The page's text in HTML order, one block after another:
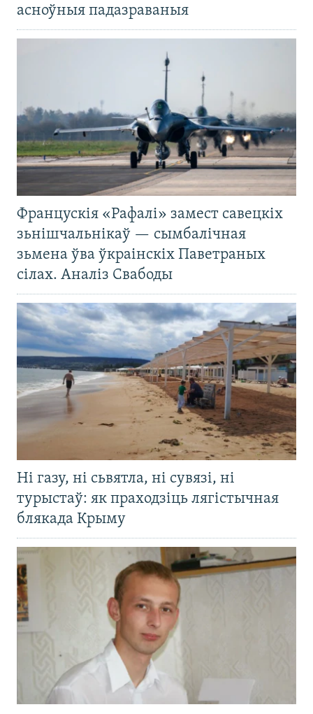
асноўныя падазраваныя
Францускія «Рафалі» замест савецкіх
зьнішчальнікаў — сымбалічная
зьмена ўва ўкраінскіх Паветраных
сілах. Аналіз Свабоды
Ні газу, ні сьвятла, ні сувязі, ні
турыстаў: як праходзіць лягістычная
блякада Крыму